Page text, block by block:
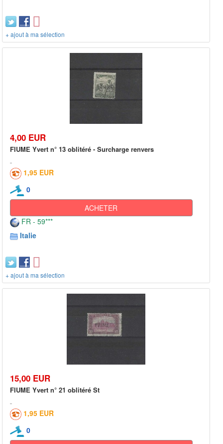
+ ajout à ma sélection
4,00 EUR
FIUME Yvert n° 13 oblitéré - Surcharge renvers
1,95 EUR
0
ACHETER
FR - 59***
Italie
+ ajout à ma sélection
15,00 EUR
FIUME Yvert n° 21 oblitéré St
1,95 EUR
0